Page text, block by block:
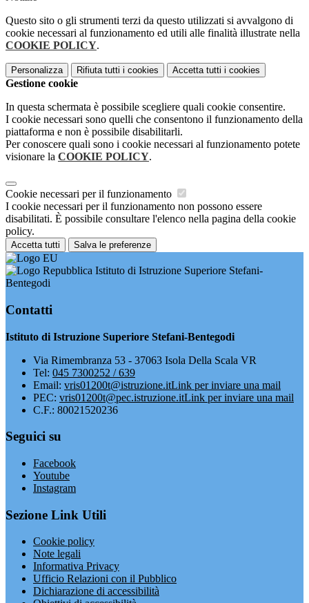
Questo sito o gli strumenti terzi da questo utilizzati si avvalgono di
cookie necessari al funzionamento ed utili alle finalità illustrate nella
COOKIE POLICY.
Personalizza Rifiuta tutti i cookies Accetta tutti i cookies
Gestione cookie
In questa schermata è possibile scegliere quali cookie consentire.
I cookie necessari sono quelli che consentono il funzionamento della
piattaforma e non è possibile disabilitarli.
Per conoscere quali sono i cookie necessari al funzionamento potete
visionare la COOKIE POLICY.
Cookie necessari per il funzionamento
I cookie necessari per il funzionamento non possono essere
disabilitati. È possibile consultare l'elenco nella pagina della cookie
policy.
Accetta tutti Salva le preferenze
Istituto di Istruzione Superiore Stefani-
Bentegodi
Contatti
Istituto di Istruzione Superiore Stefani-Bentegodi
Via Rimembranza 53 - 37063 Isola Della Scala VR
Tel: 045 7300252 / 639
Email: vris01200t@istruzione.itLink per inviare una mail
PEC: vris01200t@pec.istruzione.itLink per inviare una mail
C.F.: 80021520236
Seguici su
Facebook
Youtube
Instagram
Sezione Link Utili
Cookie policy
Note legali
Informativa Privacy
Ufficio Relazioni con il Pubblico
Dichiarazione di accessibilità